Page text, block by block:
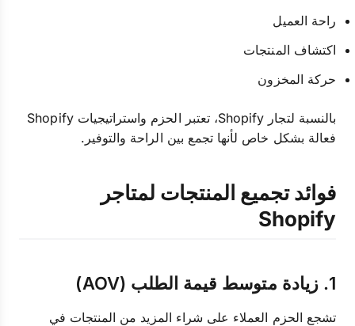
راحة العميل
اكتشاف المنتجات
حركة المخزون
بالنسبة لتجار Shopify، تعتبر الحزم واستراتيجيات Shopify
فعالة بشكل خاص لأنها تجمع بين الراحة والتوفير.
فوائد تجميع المنتجات لمتاجر
Shopify
1. زيادة متوسط قيمة الطلب (AOV)
تشجع الحزم العملاء على شراء المزيد من المنتجات في